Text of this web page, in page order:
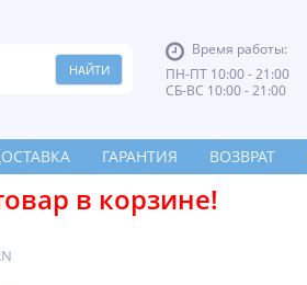
Время работы:
ПН-ПТ 10:00 - 21:00
СБ-ВС 10:00 - 21:00
ГАРАНТИЯ ВОЗВРАТ
в корзине!